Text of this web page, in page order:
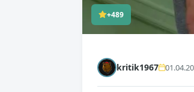
+489
kritik1967